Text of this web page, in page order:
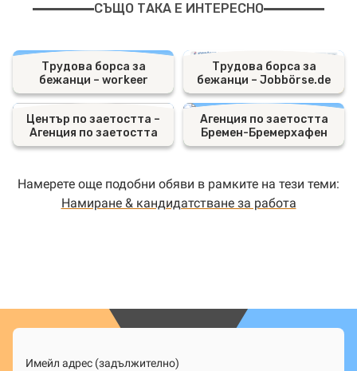
СЪЩО ТАКА Е ИНТЕРЕСНО
Трудова борса за
бежанци – workeer
Трудова борса за
бежанци – Jobbörse.de
Център по заетостта –
Агенция по заетостта
Агенция по заетостта
Бремен-Бремерхафен
Намерете още подобни обяви в рамките на тези теми:
Намиране & кандидатстване за работа
Имейл адрес (задължително)